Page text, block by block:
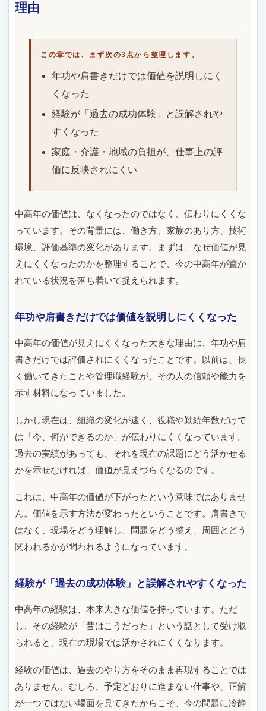
理由
この章では、まず次の3点から整理します。
年功や肩書きだけでは価値を説明しにく
くなった
経験が「過去の成功体験」と誤解されや
すくなった
家庭・介護・地域の負担が、仕事上の評
価に反映されにくい
中高年の価値は、なくなったのではなく、伝わりにくくな
っています。その背景には、働き方、家族のあり方、技術
環境、評価基準の変化があります。まずは、なぜ価値が見
えにくくなったのかを整理することで、今の中高年が置か
れている状況を落ち着いて捉えられます。
年功や肩書きだけでは価値を説明しにくくなった
中高年の価値が見えにくくなった大きな理由は、年功や肩
書きだけでは評価されにくくなったことです。以前は、長
く働いてきたことや管理職経験が、その人の信頼や能力を
示す材料になっていました。
しかし現在は、組織の変化が速く、役職や勤続年数だけで
は「今、何ができるのか」が伝わりにくくなっています。
過去の実績があっても、それを現在の課題にどう活かせる
かを示せなければ、価値が見えづらくなるのです。
これは、中高年の価値が下がったという意味ではありませ
ん。価値を示す方法が変わったということです。肩書きで
はなく、現場をどう理解し、問題をどう整え、周囲とどう
関われるかが問われるようになっています。
経験が「過去の成功体験」と誤解されやすくなった
中高年の経験は、本来大きな価値を持っています。ただ
し、その経験が「昔はこうだった」という話として受け取
られると、現在の現場では活かされにくくなります。
経験の価値は、過去のやり方をそのまま再現することでは
ありません。むしろ、予定どおりに進まない仕事や、正解
が一つではない場面を見てきたからこそ、今の問題に冷静